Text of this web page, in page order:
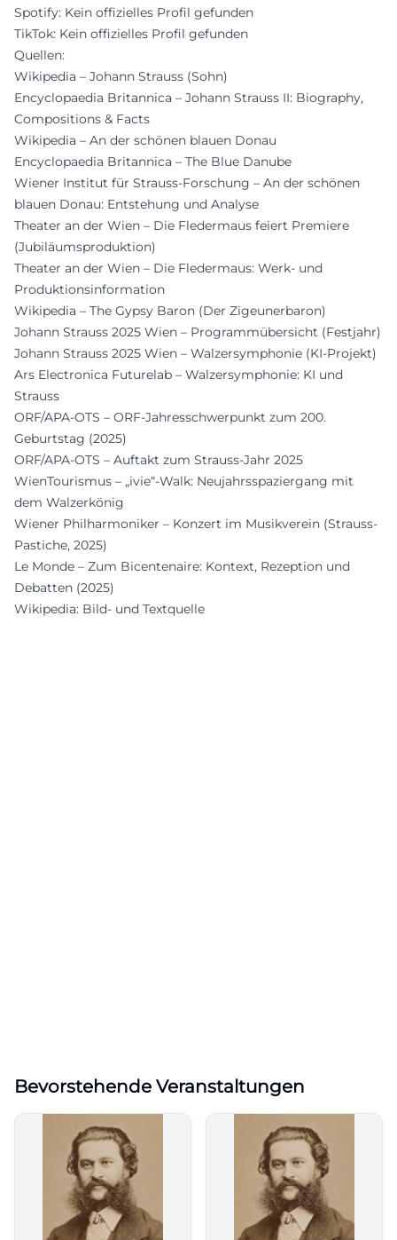
Spotify: Kein offizielles Profil gefunden
TikTok: Kein offizielles Profil gefunden
Quellen:
Wikipedia – Johann Strauss (Sohn)
Encyclopaedia Britannica – Johann Strauss II: Biography,
Compositions & Facts
Wikipedia – An der schönen blauen Donau
Encyclopaedia Britannica – The Blue Danube
Wiener Institut für Strauss-Forschung – An der schönen
blauen Donau: Entstehung und Analyse
Theater an der Wien – Die Fledermaus feiert Premiere
(Jubiläumsproduktion)
Theater an der Wien – Die Fledermaus: Werk- und
Produktionsinformation
Wikipedia – The Gypsy Baron (Der Zigeunerbaron)
Johann Strauss 2025 Wien – Programmübersicht (Festjahr)
Johann Strauss 2025 Wien – Walzersymphonie (KI-Projekt)
Ars Electronica Futurelab – Walzersymphonie: KI und
Strauss
ORF/APA-OTS – ORF-Jahresschwerpunkt zum 200.
Geburtstag (2025)
ORF/APA-OTS – Auftakt zum Strauss-Jahr 2025
WienTourismus – „ivie“-Walk: Neujahrsspaziergang mit
dem Walzerkönig
Wiener Philharmoniker – Konzert im Musikverein (Strauss-
Pastiche, 2025)
Le Monde – Zum Bicentenaire: Kontext, Rezeption und
Debatten (2025)
Wikipedia: Bild- und Textquelle
Bevorstehende Veranstaltungen